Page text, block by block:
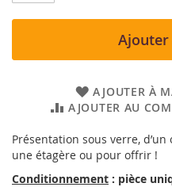
Ajouter
AJOUTER À
AJOUTER AU
Présentation sous verre,
une étagère ou pour offrir !
Conditionnement : pièce